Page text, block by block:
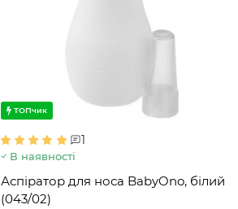
ТОПчик
1
В наявності
Аспіратор для носа BabyOno, білий
(043/02)